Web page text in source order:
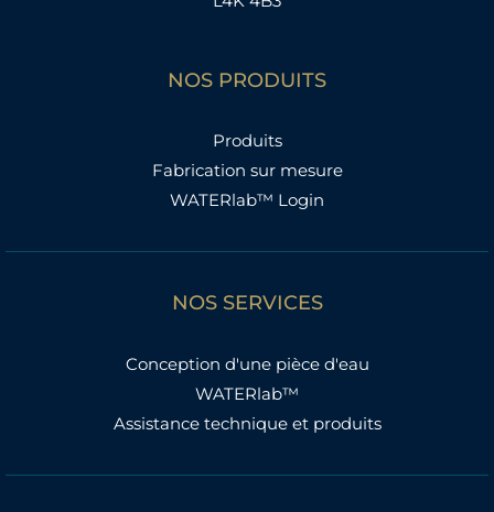
NOS PRODUITS
Produits
Fabrication sur mesure
WATERlab™ Login
NOS SERVICES
Conception d'une pièce d'eau
WATERlab™
Assistance technique et produits